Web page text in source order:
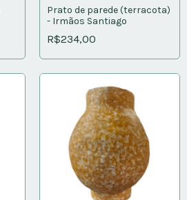
Prato de parede (terracota)
- Irmãos Santiago
R$234,00